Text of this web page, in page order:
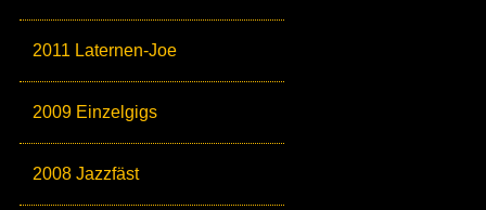
2011 Laternen-Joe
2009 Einzelgigs
2008 Jazzfäst